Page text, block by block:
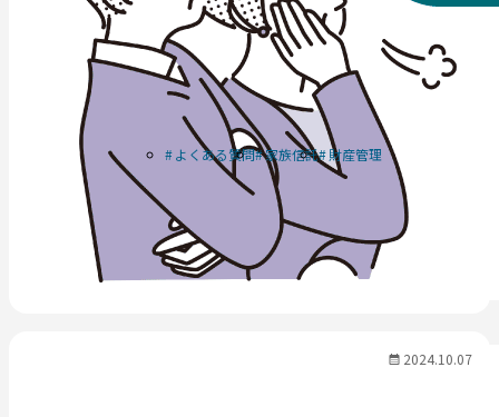
よくある質問 家族信託 財産管理
2024.10.07